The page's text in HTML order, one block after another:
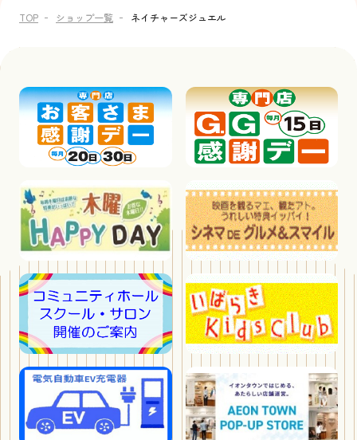
TOP ショップ一覧 ネイチャーズジュエル